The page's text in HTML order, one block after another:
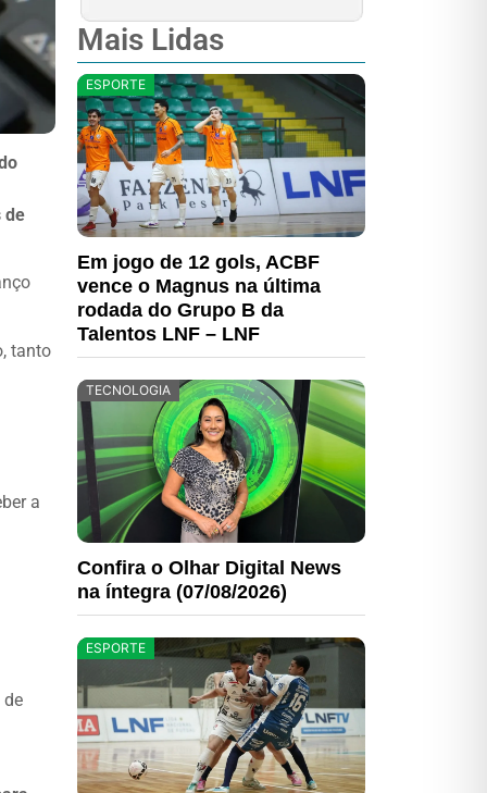
de
tanto
a
de
Mais Lidas
ESPORTE
Em jogo de 12 gols, ACBF
vence o Magnus na última
rodada do Grupo B da
Talentos LNF – LNF
TECNOLOGIA
Confira o Olhar Digital News
na íntegra (07/08/2026)
ESPORTE